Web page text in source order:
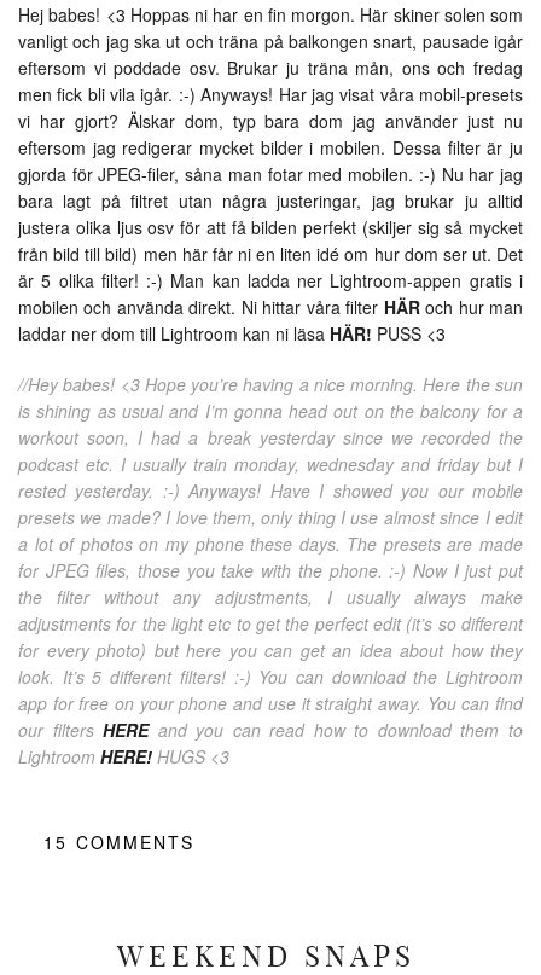
Hej babes! <3 Hoppas ni har en fin morgon. Här skiner solen som
vanligt och jag ska ut och träna på balkongen snart, pausade igår
eftersom vi poddade osv. Brukar ju träna mån, ons och fredag
men fick bli vila igår. :-) Anyways! Har jag visat våra mobil-presets
vi har gjort? Älskar dom, typ bara dom jag använder just nu
eftersom jag redigerar mycket bilder i mobilen. Dessa filter är ju
gjorda för JPEG-filer, såna man fotar med mobilen. :-) Nu har jag
bara lagt på filtret utan några justeringar, jag brukar ju alltid
justera olika ljus osv för att få bilden perfekt (skiljer sig så mycket
från bild till bild) men här får ni en liten idé om hur dom ser ut. Det
är 5 olika filter! :-) Man kan ladda ner Lightroom-appen gratis i
mobilen och använda direkt. Ni hittar våra filter HÄRoch hur man
laddar ner dom till Lightroom kan ni läsa HÄR! PUSS <3
//Hey babes! <3 Hope you’re having a nice morning. Here the sun
is shining as usual and I’m gonna head out on the balcony for a
workout soon, I had a break yesterday since we recorded the
podcast etc. I usually train monday, wednesday and friday but I
rested yesterday. :-) Anyways! Have I showed you our mobile
presets we made? I love them, only thing I use almost since I edit
a lot of photos on my phone these days. The presets are made
for JPEG files, those you take with the phone. :-) Now I just put
the filter without any adjustments, I usually always make
adjustments for the light etc to get the perfect edit (it’s so different
for every photo) but here you can get an idea about how they
look. It’s 5 different filters! :-) You can download the Lightroom
app for free on your phone and use it straight away. You can find
our filtersHEREand you can read how to download them to
Lightroom HERE! HUGS <3
15 COMMENTS
WEEKEND SNAPS